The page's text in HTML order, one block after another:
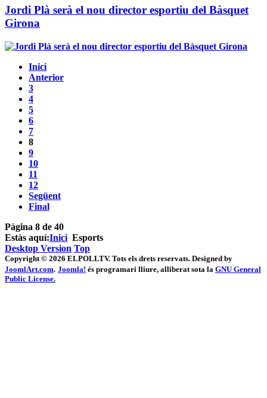
Jordi Plà serà el nou director esportiu del Bàsquet
Girona
Inici
Anterior
3
4
5
6
7
8
9
10
11
12
Següent
Final
Pàgina 8 de 40
Estàs aquí:Inici Esports
Desktop Version Top
Copyright © 2026 ELPOLLTV. Tots els drets reservats. Designed by
JoomlArt.com. Joomla! és programari lliure, alliberat sota la GNU General
Public License.